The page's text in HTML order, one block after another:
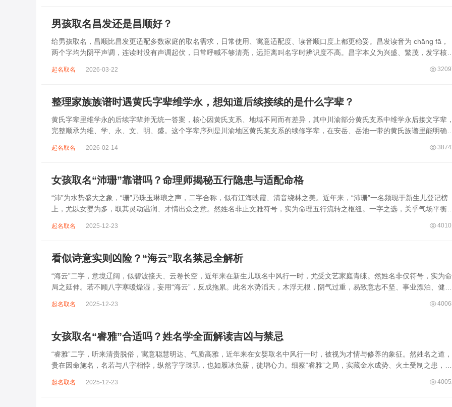
男孩取名昌发还是昌顺好？
给男孩取名，昌顺比昌发更适配多数家庭的取名需求，日常使用、寓意适配度、读音顺口度上都更稳妥。昌发读音为 chāng fā，
两个字均为阴平声调，连读时没有声调起伏，日常呼喊不够清亮，远距离叫名字时辨识度不高。昌字本义为兴盛、繁茂，发字核心
起名取名 2026-03-22
整理家族族谱时遇黄氏字辈维学永，想知道后续接续的是什么字辈？
黄氏字辈里维学永的后续字辈并无统一答案，核心因黄氏支系、地域不同而有差异，其中川渝部分黄氏支系中维学永后接文字辈，
完整顺承为维、学、永、文、明、盛。这个字辈序列是川渝地区黄氏某支系的续修字辈，在安岳、岳池一带的黄氏族谱里能明确查
起名取名 2026-02-14
女孩取名“沛珊”靠谱吗？命理师揭秘五行隐患与适配命格
“沛”为水势盛大之象，“珊”乃珠玉琳琅之声，二字合称，似有江海映霞、清音绕林之美。近年来，“沛珊”一名频现于新生儿登记榜
上，尤以女婴为多，取其灵动温润、才情出众之意。然姓名非止文雅符号，实为命理五行流转之枢纽。一字之选，关乎气场平衡。
起名取名 2025-12-23
看似诗意实则凶险？“海云”取名禁忌全解析
“海云”二字，意境辽阔，似碧波接天、云卷长空，近年来在新生儿取名中风行一时，尤受文艺家庭青睐。然姓名非仅符号，实为命
局之延伸。若不顾八字寒暖燥湿，妄用“海云”，反成拖累。此名水势滔天，木浮无根，阴气过重，易致意志不坚、事业漂泊、健康
起名取名 2025-12-23
女孩取名“睿雅”合适吗？姓名学全面解读吉凶与禁忌
“睿雅”二字，听来清贵脱俗，寓意聪慧明达、气质高雅，近年来在女婴取名中风行一时，被视为才情与修养的象征。然姓名之道，
贵在因命施名，名若与八字相悖，纵然字字珠玑，也如履冰负薪，徒增心力。细察“睿雅”之局，实藏金水成势、火土受制之患，若
起名取名 2025-12-23